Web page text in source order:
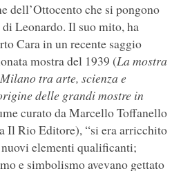
dell’Ottocento che si pongono
Leonardo. Il suo mito, ha
Cara in un recente saggio
mostra del 1939 (La mostra
tra arte, scienza e
delle grandi mostre in
curato da Marcello Toffanello
Il Rio Editore), “si era arricchito
elementi qualificanti;
e simbolismo avevano gettato